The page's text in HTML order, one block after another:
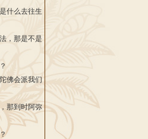
什么去往生
，那是不是
佛会派我们
那到时阿弥